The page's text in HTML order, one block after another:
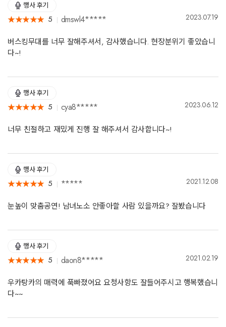
행사 후기
★★★★★
★★★★★ 5 dmswl4***** 2023.07.19
버스킹무대를 너무 잘해주셔서, 감사했습니다. 현장분위기 좋았습니
다~!
행사 후기
★★★★★
★★★★★ 5 cya8***** 2023.06.12
너무 친절하고 재밌게 진행 잘 해주셔서 감사합니다~!
행사 후기
★★★★★
★★★★★ 5 ***** 2021.12.08
눈높이 맞춤공연! 남녀노소 안좋아할 사람 있을까요? 잘봤습니다
행사 후기
★★★★★
★★★★★ 5 daon8***** 2021.02.19
우카탕카의 매력에 푹빠졌어요 요청사항도 잘들어주시고 행복했습니
다~~